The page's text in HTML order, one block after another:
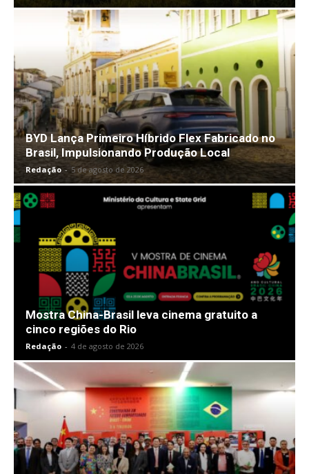
BYD Lança Primeiro Híbrido Flex Fabricado no
Brasil, Impulsionando Produção Local
Redação - 5 de agosto de 2026
Mostra China-Brasil leva cinema gratuito a
cinco regiões do Rio
Redação - 4 de agosto de 2026